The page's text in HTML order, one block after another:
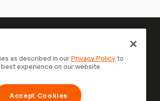
mérite d'être suivi —
maintenant
de 70 000 entreprises qui suivent leur
leurs clients et sont payées plus
Harvest. Essai gratuit, 30 secondes
as described in ourPrivacy Policyto
experience on our website.
Accept Cookies